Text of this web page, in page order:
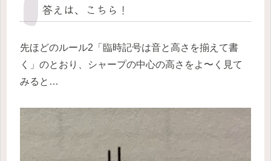
答えは、こちら！
先ほどのルール2「臨時記号は音と高さを揃えて書
く」のとおり、シャープの中心の高さをよ〜く見て
みると…